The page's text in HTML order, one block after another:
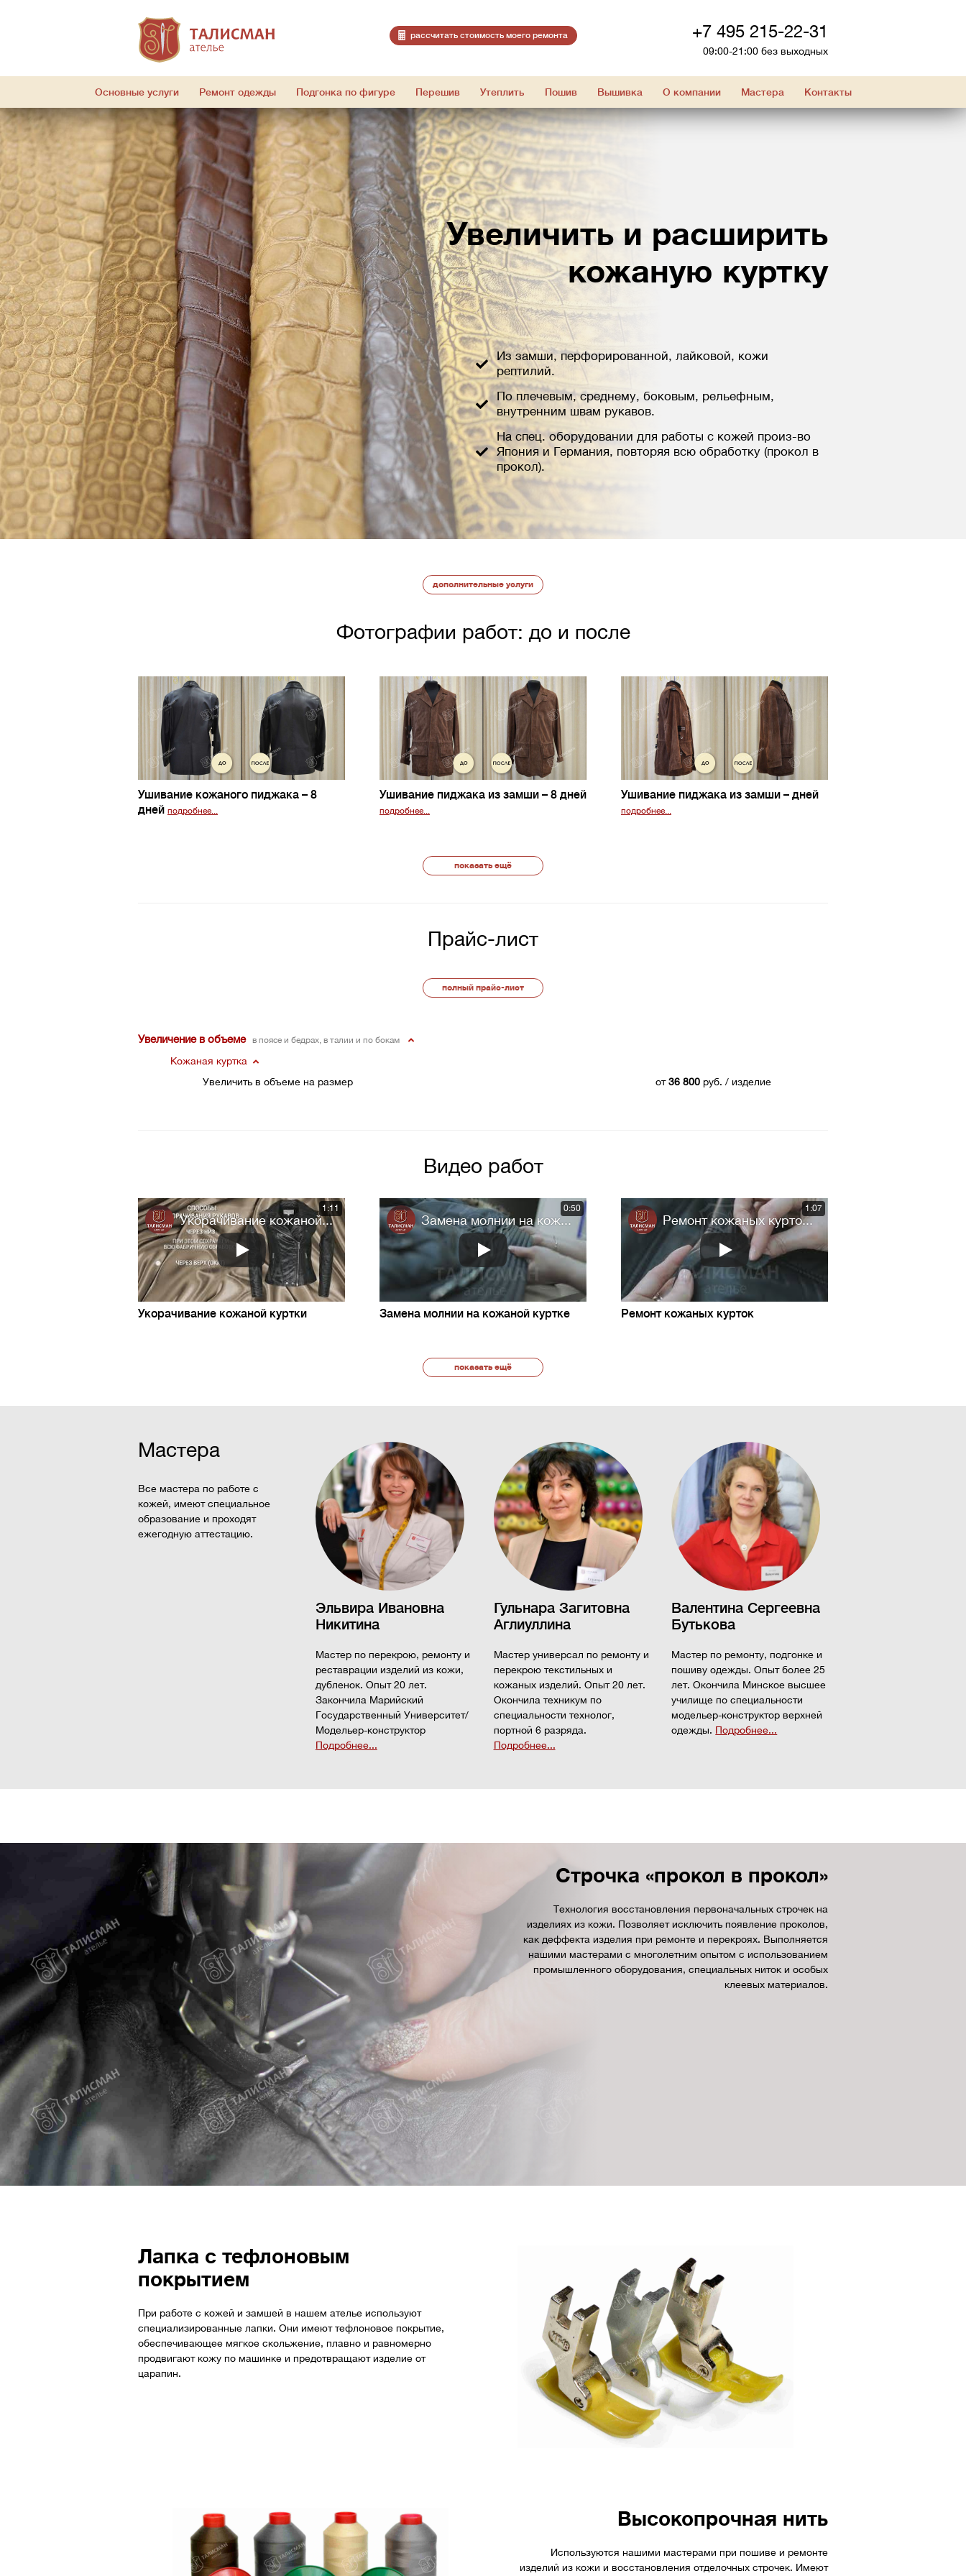
расcчитать стоимость моего ремонта +7 495 215-22-31
09:00-21:00 без выходных
Основные услуги Ремонт одежды Подгонка по фигуре Перешив Утеплить Пошив Вышивка О компании Мастера Контакты
Увеличить и расширить
кожаную куртку
Из замши, перфорированной, лайковой, кожи
рептилий.
По плечевым, среднему, боковым, рельефным,
внутренним швам рукавов.
На спец. оборудовании для работы с кожей произ-во
Япония и Германия, повторяя всю обработку (прокол в
прокол).
дополнительные услуги
Фотографии работ: до и после
Ушивание кожаного пиджака – 8
дней подробнее...
Ушивание пиджака из замши – 8 дней
подробнее...
Ушивание пиджака из замши – дней
подробнее...
показать ещё
Прайс-лист
полный прайс-лист
Увеличение в объеме в поясе и бедрах, в талии и по бокам
Кожаная куртка
Увеличить в объеме на размер
от36 800 руб. / изделие
Видео работ
Укорачивание кожаной...
1:11
Укорачивание кожаной куртки
Замена молнии на кож...
0:50
Замена молнии на кожаной куртке
Ремонт кожаных курто...
1:07
Ремонт кожаных курток
показать ещё
Мастера
Все мастера по работе с
кожей, имеют специальное
образование и проходят
ежегодную аттестацию.
Эльвира Ивановна
Никитина
Мастер по перекрою, ремонту и
реставрации изделий из кожи,
дубленок. Опыт 20 лет.
Закончила Марийский
Государственный Университет/
Модельер-конструктор
Подробнее...
Гульнара Загитовна
Аглиуллина
Мастер универсал по ремонту и
перекрою текстильных и
кожаных изделий. Опыт 20 лет.
Окончила техникум по
специальности технолог,
портной 6 разряда.
Подробнее...
Валентина Сергеевна
Бутькова
Мастер по ремонту, подгонке и
пошиву одежды. Опыт более 25
лет. Окончила Минское высшее
училище по специальности
модельер-конструктор верхней
одежды. Подробнее...
Строчка «прокол в прокол»
Технология восстановления первоначальных строчек на
изделиях из кожи. Позволяет исключить появление проколов,
как деффекта изделия при ремонте и перекроях. Выполняется
нашими мастерами с многолетним опытом с использованием
промышленного оборудования, специальных ниток и особых
клеевых материалов.
Лапка с тефлоновым
покрытием
При работе с кожей и замшей в нашем ателье используют
специализированные лапки. Они имеют тефлоновое покрытие,
обеспечивающее мягкое скольжение, плавно и равномерно
продвигают кожу по машинке и предотвращают изделие от
царапин.
Высокопрочная нить
Используются нашими мастерами при пошиве и ремонте
изделий из кожи и восстановления отделочных строчек. Имеют